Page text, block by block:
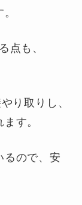
点も、
り取りし、
す。
るので、安